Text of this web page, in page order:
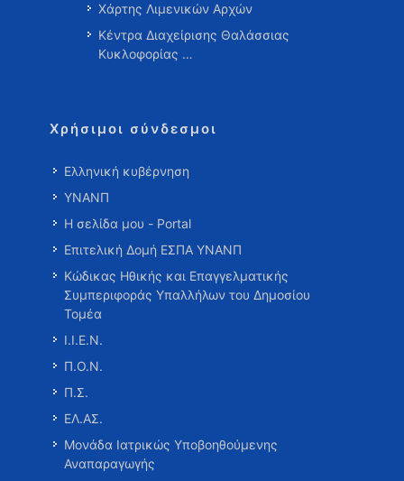
Χάρτης Λιμενικών Αρχών
Κέντρα Διαχείρισης Θαλάσσιας
Κυκλοφορίας …
Χρήσιμοι σύνδεσμοι
Ελληνική κυβέρνηση
ΥΝΑΝΠ
Η σελίδα μου - Portal
Επιτελική Δομή ΕΣΠΑ ΥΝΑΝΠ
Κώδικας Ηθικής και Επαγγελματικής
Συμπεριφοράς Υπαλλήλων του Δημοσίου
Τομέα
Ι.Ι.Ε.Ν.
Π.Ο.Ν.
Π.Σ.
ΕΛ.ΑΣ.
Μονάδα Ιατρικώς Υποβοηθούμενης
Αναπαραγωγής